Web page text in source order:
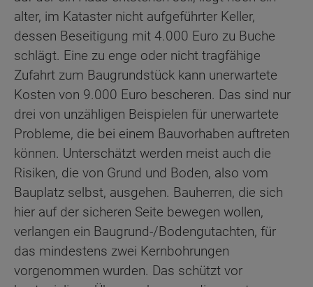
alter, im Kataster nicht aufgeführter Keller,
dessen Beseitigung mit 4.000 Euro zu Buche
schlägt. Eine zu enge oder nicht tragfähige
Zufahrt zum Baugrundstück kann unerwartete
Kosten von 9.000 Euro bescheren. Das sind nur
drei von unzähligen Beispielen für unerwartete
Probleme, die bei einem Bauvorhaben auftreten
können. Unterschätzt werden meist auch die
Risiken, die von Grund und Boden, also vom
Bauplatz selbst, ausgehen. Bauherren, die sich
hier auf der sicheren Seite bewegen wollen,
verlangen ein Baugrund-/Bodengutachten, für
das mindestens zwei Kernbohrungen
vorgenommen wurden. Das schützt vor